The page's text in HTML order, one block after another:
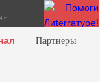
г.
Партнеры